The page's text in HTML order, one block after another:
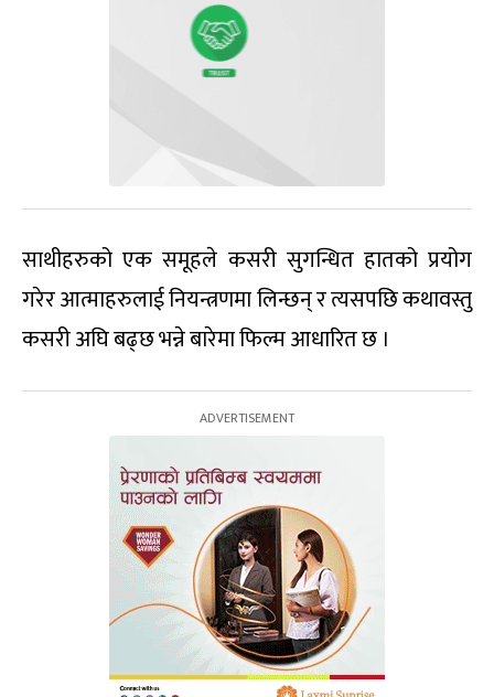
साथीहरुको एक समूहले कसरी सुगन्धित हातको प्रयोग
गरेर आत्माहरुलाई नियन्त्रणमा लिन्छन् र त्यसपछि कथावस्तु
कसरी अघि बढ्छ भन्ने बारेमा फिल्म आधारित छ ।